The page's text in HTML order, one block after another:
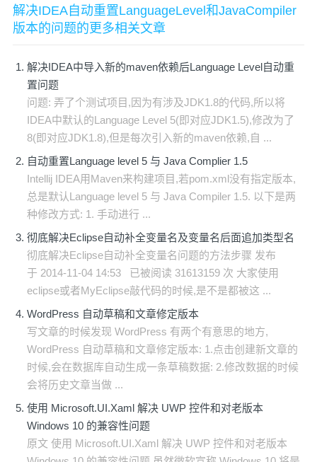
解决IDEA自动重置LanguageLevel和JavaCompiler
版本的问题的更多相关文章
解决IDEA中导入新的maven依赖后Language Level自动重
置问题
问题: 弄了个测试项目,因为有涉及JDK1.8的代码,所以将
IDEA中默认的Language Level 5(即对应JDK1.5),修改为了
8(即对应JDK1.8),但是每次引入新的maven依赖,自 ...
自动重置Language level 5 与 Java Complier 1.5
Intellij IDEA用Maven来构建项目,若pom.xml没有指定版本,
总是默认Language level 5 与 Java Compiler 1.5. 以下是两
种修改方式: 1. 手动进行 ...
彻底解决Eclipse自动补全变量名及变量名后面追加类型名
彻底解决Eclipse自动补全变量名问题的方法步骤 发布
于 2014-11-04 14:53 已被阅读 31613159 次 大家使用
eclipse或者MyEclipse敲代码的时候,是不是都被这 ...
WordPress 自动草稿和文章修定版本
写文章的时候发现 WordPress 有两个有意思的地方,
WordPress 自动草稿和文章修定版本: 1.点击创建新文章的
时候,会在数据库自动生成一条草稿数据: 2.修改数据的时候
会将历史文章当做 ...
使用 Microsoft.UI.Xaml 解决 UWP 控件和对老版本
Windows 10 的兼容性问题
原文 使用 Microsoft.UI.Xaml 解决 UWP 控件和对老版本